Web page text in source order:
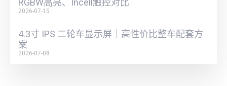
2026-07-15
4.3寸 IPS 二轮车显示屏｜高性价比整车配套方
案
2026-07-08